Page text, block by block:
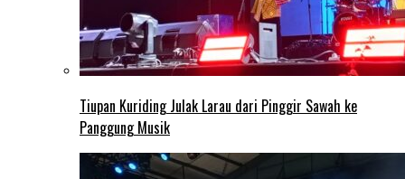
Tiupan Kuriding Julak Larau dari Pinggir Sawah ke
Panggung Musik